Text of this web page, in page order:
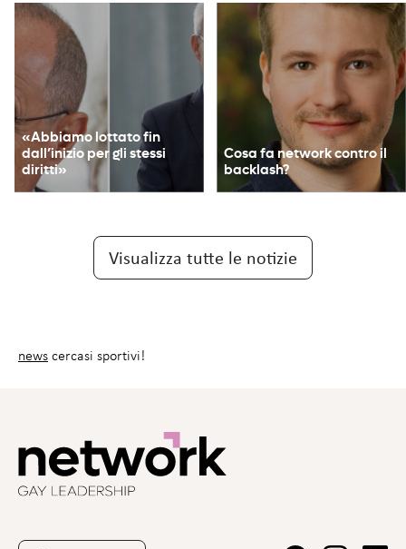
«Abbiamo lottato fin
dall’inizio per gli stessi
diritti»
Cosa fa network contro il
backlash?
Visualizza tutte le notizie
news cercasi sportivi!